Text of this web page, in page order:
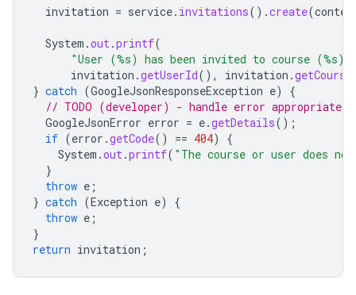
invitation = service. invitations().create(
System .out.printf(
"User (%s) has been invited to course
invitation .getUserId(), invitation .
} catch (GoogleJsonResponseException e)
{
// TODO (developer) - handle error appropriately
GoogleJsonError error = e.getDetails();
if (error .getCode() == 404)
{
System .out.printf( "The course or user does
}
throw e ;
} catch (Exception e)
{
throw e ;
}
return invitation ;